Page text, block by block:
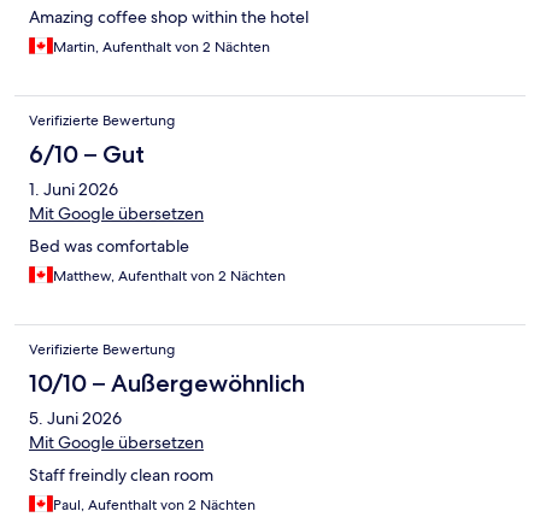
Amazing coffee shop within the hotel
Martin, Aufenthalt von 2 Nächten
Verifizierte Bewertung
6/10 – Gut
1. Juni 2026
Mit Google übersetzen
Bed was comfortable
Matthew, Aufenthalt von 2 Nächten
Verifizierte Bewertung
10/10 – Außergewöhnlich
5. Juni 2026
Mit Google übersetzen
Staff freindly clean room
Paul, Aufenthalt von 2 Nächten